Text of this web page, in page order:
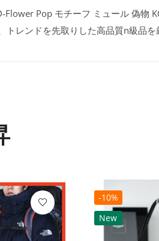
Flower Pop モチーフ ミュール 偽物
トレンドを先取りした高品質n級品
-10%
New